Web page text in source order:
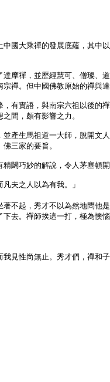
國大乘禪的發展底蘊，其中
摩禪，並歷經慧可、僧璨、
禪。但中國佛教原始的禪與達
有實語，與南宗六祖以後的
間，頗有影響之力。
產生馬祖道一大師，脫開文
三家的要旨。
闢巧妙的解說，令人茅塞頓開
夫之人以為有我。」
不起，秀才不以為然地問他
去。禪師挨這一打，極為懊
見性尚無止。秀才們，禪和